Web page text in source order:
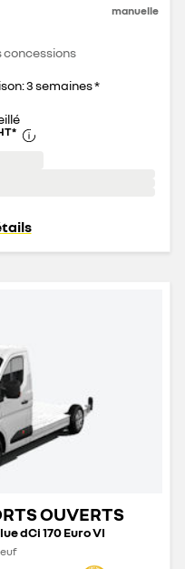
manuelle
concessions
3 semaines *
*
OUVERTS
dCi 170 Euro VI